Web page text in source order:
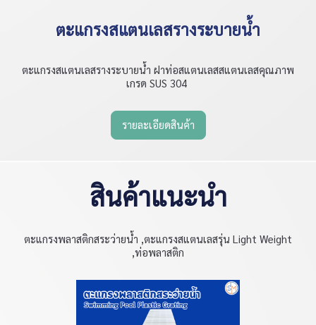
ตะแกรงสแตนเลสรางระบายน้ำ
ตะแกรงสแตนเลสรางระบายน้ำ ฝาท่อสแตนเลสสแตนเลสคุณภาพ
เกรด SUS 304
รายละเอียดสินค้า
สินค้าแนะนำ
ตะแกรงพลาสติกสระว่ายน้ำ ,ตะแกรงสแตนเลสรุ่น Light Weight
,ท่อพลาสติก